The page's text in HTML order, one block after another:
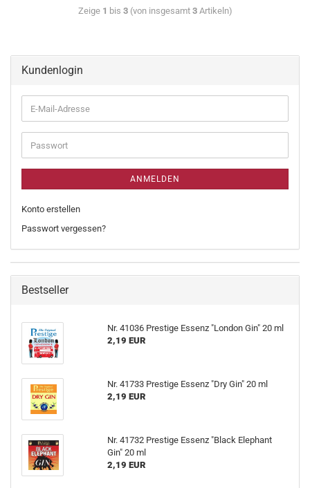
Zeige 1 bis 3(von insgesamt 3Artikeln)
Kundenlogin
ANMELDEN
Konto erstellen
Passwort vergessen?
Bestseller
Nr. 41036 Prestige Essenz "London Gin" 20 ml
2,19 EUR
Nr. 41733 Prestige Essenz "Dry Gin" 20 ml
2,19 EUR
Nr. 41732 Prestige Essenz "Black Elephant
Gin" 20 ml
2,19 EUR